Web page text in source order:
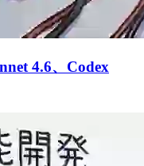
4.6、Codex